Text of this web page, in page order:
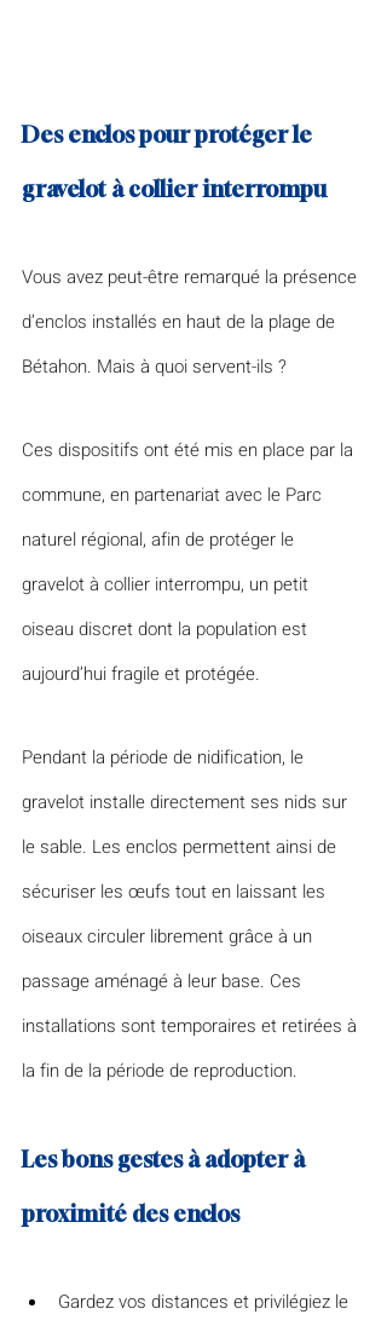
Des enclos pour protéger le
gravelot à collier interrompu
Vous avez peut-être remarqué la présence
d’enclos installés en haut de la plage de
Bétahon. Mais à quoi servent-ils ?
Ces dispositifs ont été mis en place par la
commune, en partenariat avec le Parc
naturel régional, afin de protéger le
gravelot à collier interrompu, un petit
oiseau discret dont la population est
aujourd’hui fragile et protégée.
Pendant la période de nidification, le
gravelot installe directement ses nids sur
le sable. Les enclos permettent ainsi de
sécuriser les œufs tout en laissant les
oiseaux circuler librement grâce à un
passage aménagé à leur base. Ces
installations sont temporaires et retirées à
la fin de la période de reproduction.
Les bons gestes à adopter à
proximité des enclos
Gardez vos distances et privilégiez le